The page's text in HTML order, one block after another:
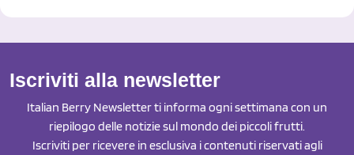
Iscriviti alla newsletter
Italian Berry Newsletter ti informa ogni settimana con un
riepilogo delle notizie sul mondo dei piccoli frutti.
Iscriviti per ricevere in esclusiva i contenuti riservati agli